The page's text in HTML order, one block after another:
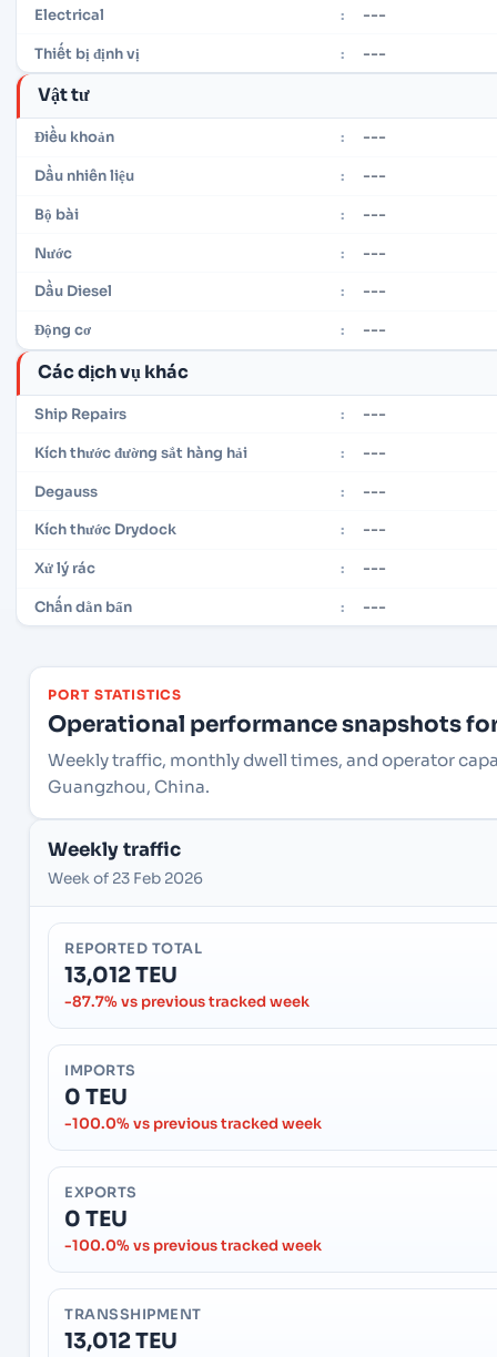
Electrical : ---
Thiết bị định vị : ---
Vật tư
Điều khoản : ---
Dầu nhiên liệu : ---
Bộ bài : ---
Nước : ---
Dầu Diesel : ---
Động cơ : ---
Các dịch vụ khác
Ship Repairs : ---
Kích thước đường sắt hàng hải : ---
Degauss : ---
Kích thước Drydock : ---
Xử lý rác : ---
Chấn dằn bẩn : ---
PORT STATISTICS
Operational performance snapshots
Weekly traffic, monthly dwell times, and operator
Guangzhou, China.
Weekly traffic
Week of 23 Feb 2026
REPORTED TOTAL
13,012 TEU
-87.7% vs previous tracked week
IMPORTS
0 TEU
-100.0% vs previous tracked week
EXPORTS
0 TEU
-100.0% vs previous tracked week
TRANSSHIPMENT
13,012 TEU